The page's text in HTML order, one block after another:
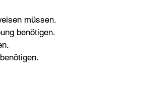
müssen.
benötigen.